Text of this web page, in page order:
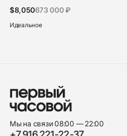
$8,050673 000 ₽
Идеальное
Мы на связи 08:00 — 22:00